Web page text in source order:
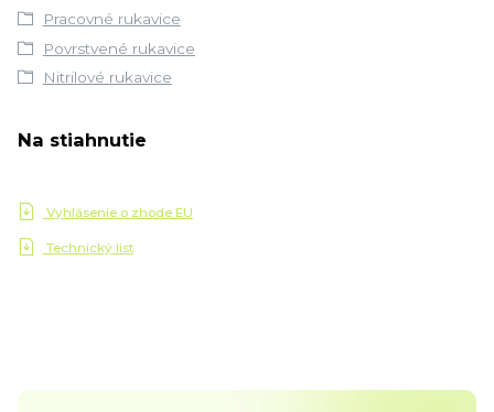
Pracovné rukavice
Povrstvené rukavice
Nitrilové rukavice
Na stiahnutie
Vyhlásenie o zhode EU
Technický list